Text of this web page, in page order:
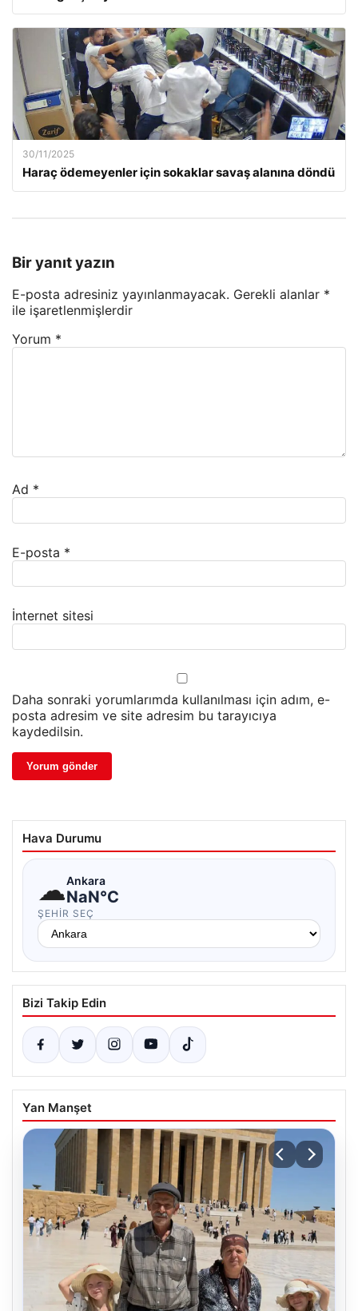
30/11/2025
Haraç ödemeyenler için sokaklar savaş alanına döndü
Bir yanıt yazın
E-posta adresiniz yayınlanmayacak. Gerekli alanlar *
ile işaretlenmişlerdir
Yorum *
Ad *
E-posta *
İnternet sitesi
Daha sonraki yorumlarımda kullanılması için adım, e-
posta adresim ve site adresim bu tarayıcıya
kaydedilsin.
Hava Durumu
☁Ankara
NaN°C
ŞEHIR SEÇ
Bizi Takip Edin
Yan Manşet